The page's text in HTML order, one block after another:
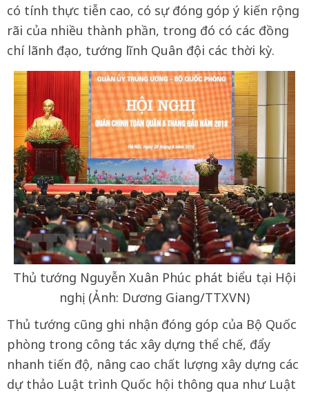
có tính thực tiễn cao, có sự đóng góp ý kiến rộng
rãi của nhiều thành phần, trong đó có các đồng
chí lãnh đạo, tướng lĩnh Quân đội các thời kỳ.
Thủ tướng Nguyễn Xuân Phúc phát biểu tại Hội
nghị. (Ảnh: Dương Giang/TTXVN)
Thủ tướng cũng ghi nhận đóng góp của Bộ Quốc
phòng trong công tác xây dựng thể chế, đẩy
nhanh tiến độ, nâng cao chất lượng xây dựng các
dự thảo Luật trình Quốc hội thông qua như Luật